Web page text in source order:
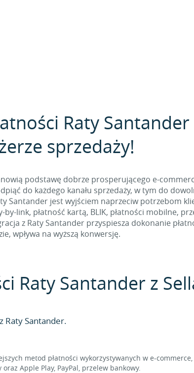
Raty
sprzedaży!
podstawę dobrze prosperującego e-
do każdego kanału sprzedaży, w tym do
Santander jest wyjściem naprzeciw potrzebom
link, płatność kartą, BLIK, płatności mobilne,
z Raty Santander przyspiesza dokonanie
wpływa na wyższą konwersję.
Raty Santander z
Raty Santander.
metod płatności wykorzystywanych w e-
Apple Play, PayPal, przelew bankowy.